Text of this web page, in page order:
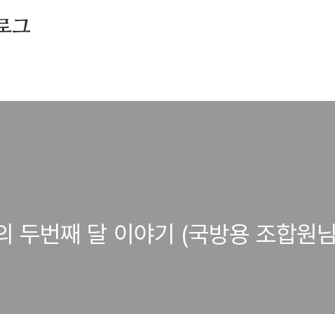
그
두번째 달 이야기 (국방용 조합원